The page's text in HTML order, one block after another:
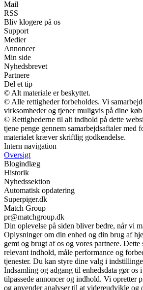
Mail
RSS
Bliv klogere på os
Support
Medier
Annoncer
Min side
Nyhedsbrevet
Partnere
Del et tip
© Alt materiale er beskyttet.
© Alle rettigheder forbeholdes. Vi
virksomheder og tjener muligvis på dine
© Rettighederne til alt indhold på dette
tjene penge gennem samarbejdsaftaler med
materialet kræver skriftlig godkendelse.
Intern navigation
Oversigt
Blogindlæg
Historik
Nyhedssektion
Automatisk opdatering
Superpiger.dk
Match Group
pr@matchgroup.dk
Din oplevelse på siden bliver bedre, når vi
Oplysninger om din enhed og din brug af
gemt og brugt af os og vores partnere. Dette
relevant indhold, måle performance og
tjenester. Du kan styre dine valg i
Indsamling og adgang til enhedsdata gør os
tilpassede annoncer og indhold. Vi opretter
og anvender analyser til at videreudvikle og